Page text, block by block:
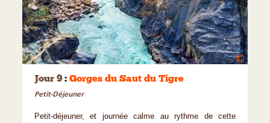
©
Jour 9: Gorges du Saut du Tigre
Petit-Déjeuner
Petit-déjeuner, et journée calme au rythme de cette